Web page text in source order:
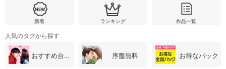
新着 ランキング 作品一覧
人気のタグから探す
おすすめ台湾・中国ドラマ 序盤無料 お得なパック